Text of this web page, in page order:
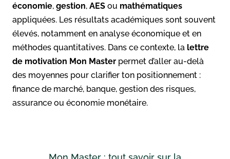
économie, gestion, AES ou mathématiques
appliquées. Les résultats académiques sont souvent
élevés, notamment en analyse économique et en
méthodes quantitatives. Dans ce contexte, la lettre
de motivation Mon Master permet d’aller au-delà
des moyennes pour clarifier ton positionnement :
finance de marché, banque, gestion des risques,
assurance ou économie monétaire.